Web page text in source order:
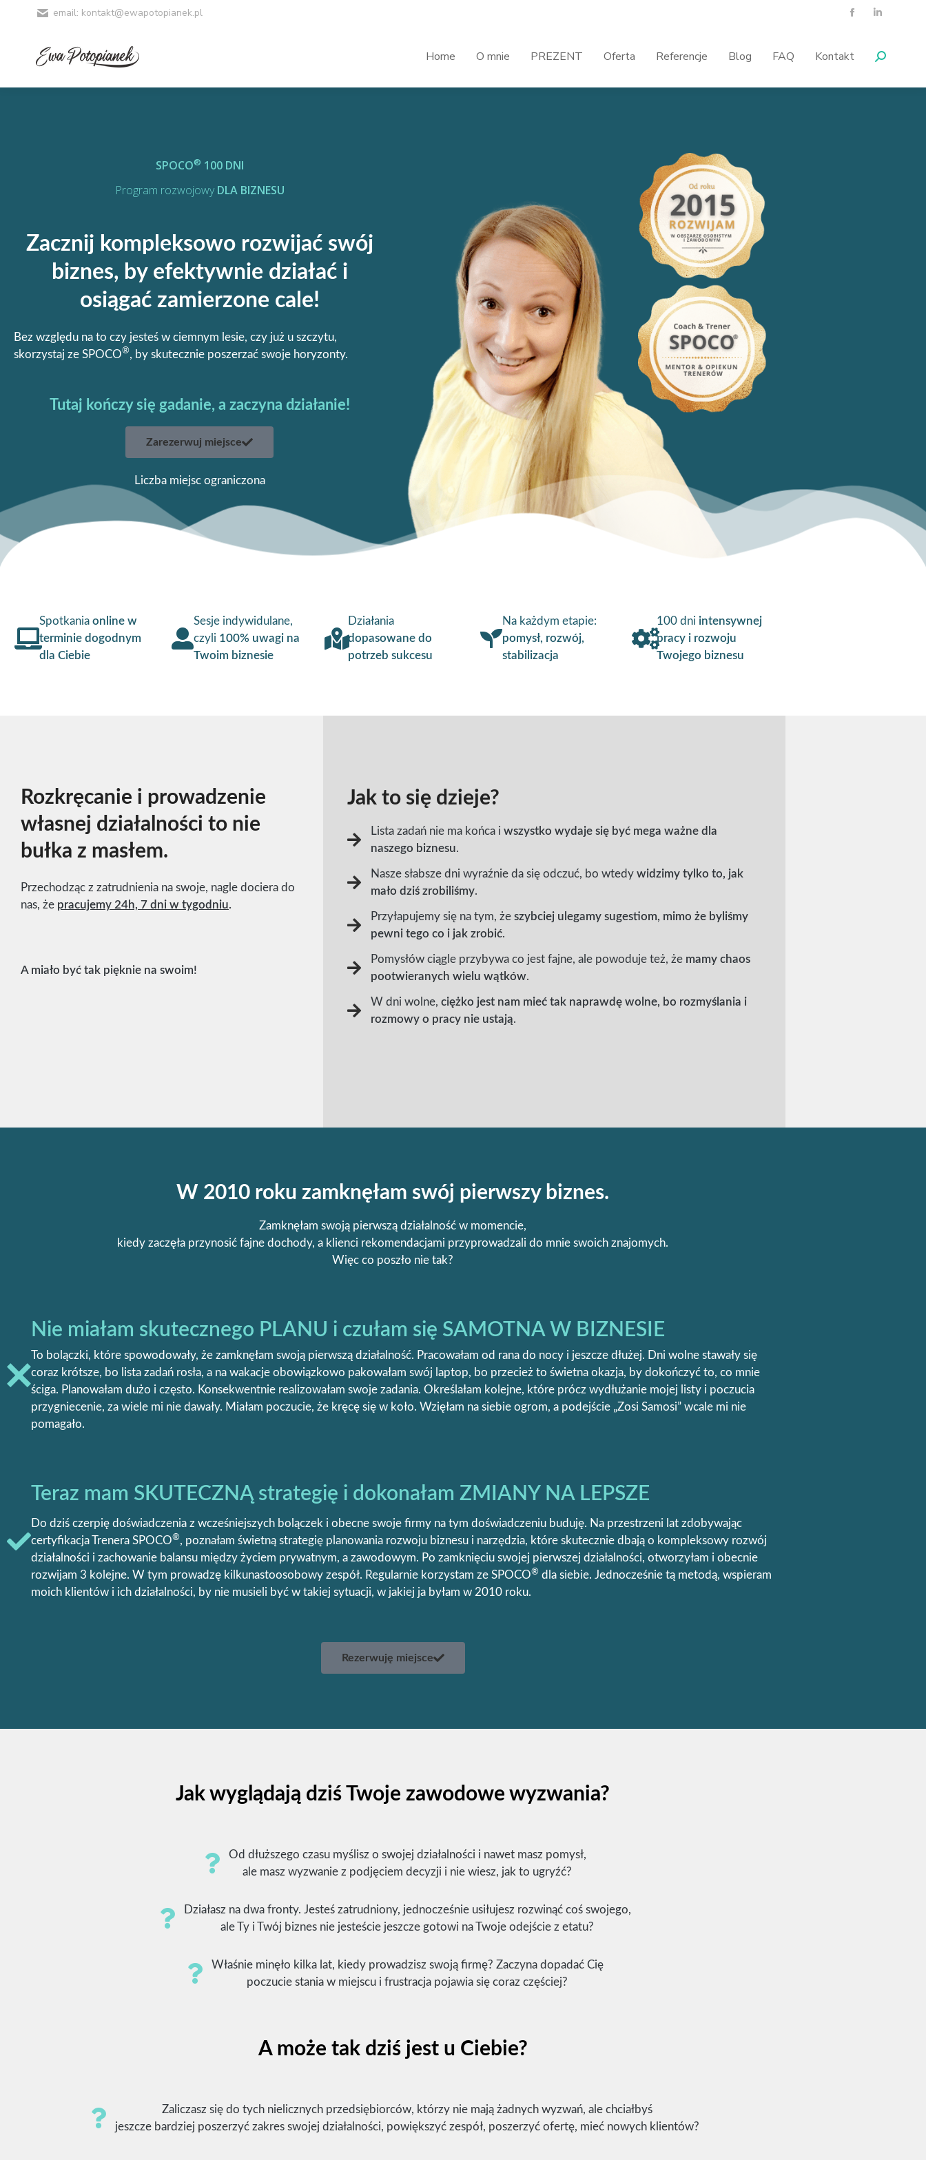
email: kontakt@ewapotopianek.pl
Home O mnie PREZENT Oferta Referencje Blog FAQ Kontakt
SPOCO® 100 DNI
Program rozwojowy DLA BIZNESU
Zacznij kompleksowo rozwijać swój
biznes, by efektywnie działać i
osiągać zamierzone cale!
Bez względu na to czy jesteś w ciemnym lesie, czy już u szczytu,
skorzystaj ze SPOCO®, by skutecznie poszerzać swoje horyzonty.
Tutaj kończy się gadanie, a zaczyna działanie!
Zarezerwuj miejsce
Liczba miejsc ograniczona
Spotkania online w
terminie dogodnym
dla Ciebie
Sesje indywidulane,
czyli 100% uwagi na
Twoim biznesie
Działania
dopasowane do
potrzeb sukcesu
Na każdym etapie:
pomysł, rozwój,
stabilizacja
100 dni intensywnej
pracy i rozwoju
Twojego biznesu
Rozkręcanie i prowadzenie
własnej działalności to nie
bułka z masłem.
Przechodząc z zatrudnienia na swoje, nagle dociera do
nas, że pracujemy 24h, 7 dni w tygodniu.
A miało być tak pięknie na swoim!
Jak to się dzieje?
Lista zadań nie ma końca i wszystko wydaje się być mega ważne dla
naszego biznesu.
Nasze słabsze dni wyraźnie da się odczuć, bo wtedy widzimy tylko to, jak
mało dziś zrobiliśmy.
Przyłapujemy się na tym, że szybciej ulegamy sugestiom, mimo że byliśmy
pewni tego co i jak zrobić.
Pomysłów ciągle przybywa co jest fajne, ale powoduje też, że mamy chaos
pootwieranych wielu wątków.
W dni wolne, ciężko jest nam mieć tak naprawdę wolne, bo rozmyślania i
rozmowy o pracy nie ustają.
W 2010 roku zamknęłam swój pierwszy biznes.
Zamknęłam swoją pierwszą działalność w momencie,
kiedy zaczęła przynosić fajne dochody, a klienci rekomendacjami przyprowadzali do mnie swoich znajomych.
Więc co poszło nie tak?
Nie miałam skutecznego PLANU i czułam się SAMOTNA W BIZNESIE
To bolączki, które spowodowały, że zamknęłam swoją pierwszą działalność. Pracowałam od rana do nocy i jeszcze dłużej. Dni wolne stawały się
coraz krótsze, bo lista zadań rosła, a na wakacje obowiązkowo pakowałam swój laptop, bo przecież to świetna okazja, by dokończyć to, co mnie
ściga. Planowałam dużo i często. Konsekwentnie realizowałam swoje zadania. Określałam kolejne, które prócz wydłużanie mojej listy i poczucia
przygniecenie, za wiele mi nie dawały. Miałam poczucie, że kręcę się w koło. Wzięłam na siebie ogrom, a podejście „Zosi Samosi” wcale mi nie
pomagało.
Teraz mam SKUTECZNĄ strategię i dokonałam ZMIANY NA LEPSZE
Do dziś czerpię doświadczenia z wcześniejszych bolączek i obecne swoje firmy na tym doświadczeniu buduję. Na przestrzeni lat zdobywając
certyfikacja Trenera SPOCO®, poznałam świetną strategię planowania rozwoju biznesu i narzędzia, które skutecznie dbają o kompleksowy rozwój
działalności i zachowanie balansu między życiem prywatnym, a zawodowym. Po zamknięciu swojej pierwszej działalności, otworzyłam i obecnie
rozwijam 3 kolejne. W tym prowadzę kilkunastoosobowy zespół. Regularnie korzystam ze SPOCO® dla siebie. Jednocześnie tą metodą, wspieram
moich klientów i ich działalności, by nie musieli być w takiej sytuacji, w jakiej ja byłam w 2010 roku.
Rezerwuję miejsce
Jak wyglądają dziś Twoje zawodowe wyzwania?
Od dłuższego czasu myślisz o swojej działalności i nawet masz pomysł,
ale masz wyzwanie z podjęciem decyzji i nie wiesz, jak to ugryźć?
Działasz na dwa fronty. Jesteś zatrudniony, jednocześnie usiłujesz rozwinąć coś swojego,
ale Ty i Twój biznes nie jesteście jeszcze gotowi na Twoje odejście z etatu?
Właśnie minęło kilka lat, kiedy prowadzisz swoją firmę? Zaczyna dopadać Cię
poczucie stania w miejscu i frustracja pojawia się coraz częściej?
A może tak dziś jest u Ciebie?
Zaliczasz się do tych nielicznych przedsiębiorców, którzy nie mają żadnych wyzwań, ale chciałbyś
jeszcze bardziej poszerzyć zakres swojej działalności, powiększyć zespół, poszerzyć ofertę, mieć nowych klientów?